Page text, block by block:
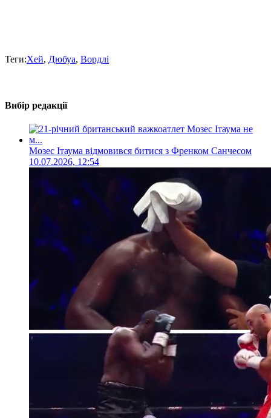
Теги:Хей, Дюбуа, Вордлі
Вибір редакції
Мозес Ітаума відмовився битися з Френком Санчесом
10.07.2026, 12:54